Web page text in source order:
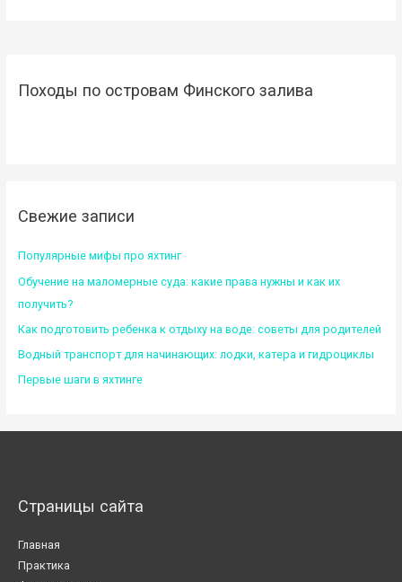
Походы по островам Финского залива
Свежие записи
Популярные мифы про яхтинг
Обучение на маломерные суда: какие права нужны и как их
получить?
Как подготовить ребенка к отдыху на воде: советы для родителей
Водный транспорт для начинающих: лодки, катера и гидроциклы
Первые шаги в яхтинге
Страницы сайта
Главная
Практика